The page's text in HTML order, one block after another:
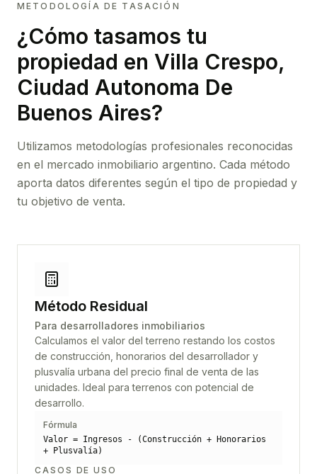
METODOLOGÍA DE TASACIÓN
¿Cómo tasamos tu
propiedad en Villa Crespo,
Ciudad Autonoma De
Buenos Aires?
Utilizamos metodologías profesionales reconocidas
en el mercado inmobiliario argentino. Cada método
aporta datos diferentes según el tipo de propiedad y
tu objetivo de venta.
Método Residual
Para desarrolladores inmobiliarios
Calculamos el valor del terreno restando los costos
de construcción, honorarios del desarrollador y
plusvalía urbana del precio final de venta de las
unidades. Ideal para terrenos con potencial de
desarrollo.
Fórmula
Valor = Ingresos - (Construcción + Honorarios
+ Plusvalía)
CASOS DE USO